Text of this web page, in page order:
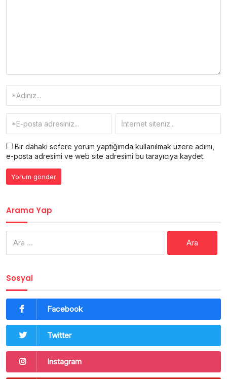
Bir dahaki sefere yorum yaptığımda kullanılmak üzere adımı,
e-posta adresimi ve web site adresimi bu tarayıcıya kaydet.
Arama Yap
Sosyal
Facebook
Twitter
Instagram